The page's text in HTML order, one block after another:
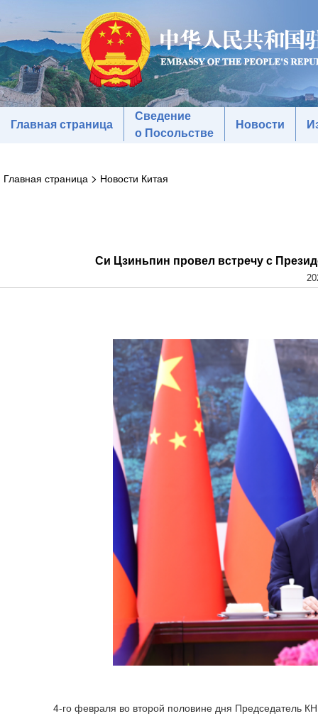
Главная страница
Сведение
о Посольстве
Новости
Главная страница > Новости Китая
Си Цзиньпин провел встречу с
4-го февраля во второй половине дня Председатель